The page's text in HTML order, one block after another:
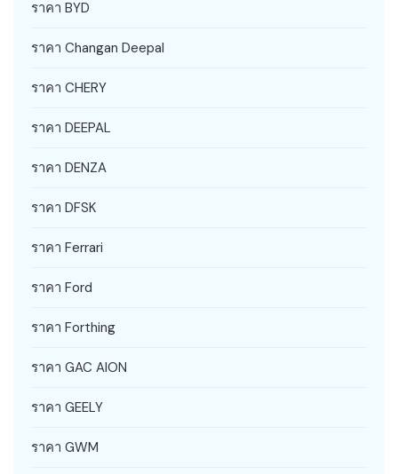
ราคา BYD
ราคา Changan Deepal
ราคา CHERY
ราคา DEEPAL
ราคา DENZA
ราคา DFSK
ราคา Ferrari
ราคา Ford
ราคา Forthing
ราคา GAC AION
ราคา GEELY
ราคา GWM